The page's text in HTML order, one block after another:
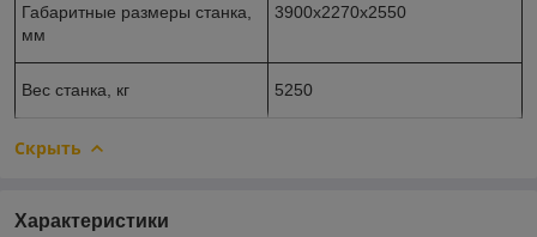
Габаритные размеры станка,
мм
3900х2270х2550
Вес станка, кг 5250
Скрыть
Характеристики